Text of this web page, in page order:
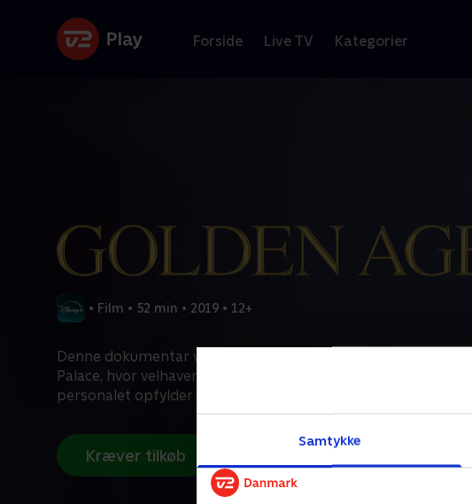
Samtykke
Forside Live TV Kategorier
• Film • 52 min • 2019 • 12+
Denne dokumentar viser Miamis mest luksuriøse plejehjem,
Palace, hvor velhavende beboere forkæles med luksus, mens
personalet opfylder alle deres ønsker.
Kræver tilkøb